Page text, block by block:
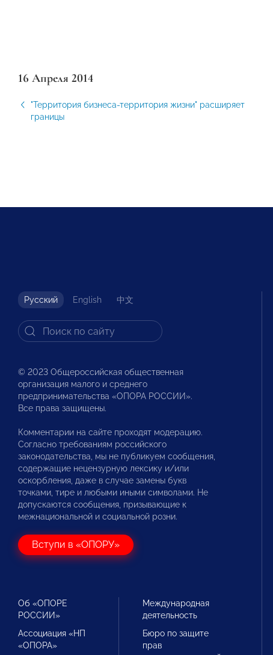
16 Апреля 2014
"Территория бизнеса-территория жизни" расширяет
границы
Русский English 中文
© 2023 Общероссийская общественная
организация малого и среднего
предпринимательства «ОПОРА РОССИИ».
Все права защищены.
Комментарии на сайте проходят модерацию.
Согласно требованиям российского
законодательства, мы не публикуем сообщения,
содержащие нецензурную лексику и/или
оскорбления, даже в случае замены букв
точками, тире и любыми иными символами. Не
допускаются сообщения, призывающие к
межнациональной и социальной розни.
Вступи в «ОПОРУ»
Об «ОПОРЕ
РОССИИ»
Ассоциация «НП
«ОПОРА»
Международная
деятельность
Бюро по защите
прав